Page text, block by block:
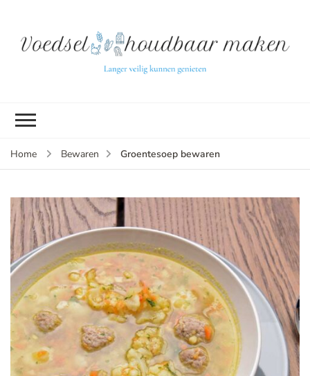
Home Bewaren Groentesoep bewaren